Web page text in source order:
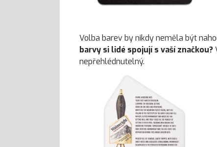
Volba barev by nikdy neměla být
barvy si lidé spojují s vaší značkou?
nepřehlédnutelný.